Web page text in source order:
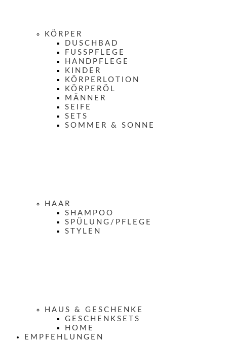
KÖRPER
DUSCHBAD
FUSSPFLEGE
HANDPFLEGE
KINDER
KÖRPERLOTION
KÖRPERÖL
MÄNNER
SEIFE
SETS
SOMMER & SONNE
HAAR
SHAMPOO
SPÜLUNG/PFLEGE
STYLEN
HAUS & GESCHENKE
GESCHENKSETS
HOME
EMPFEHLUNGEN